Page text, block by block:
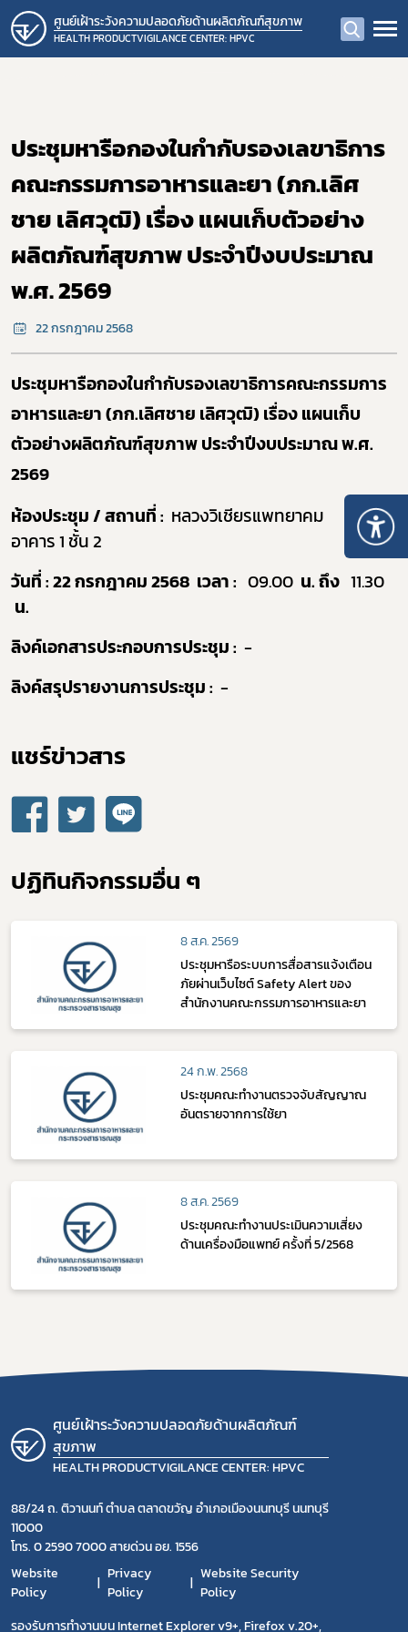
ศูนย์เฝ้าระวังความปลอดภัยด้านผลิตภัณฑ์สุขภาพ
HEALTH PRODUCTVIGILANCE CENTER: HPVC
ประชุมหารือกองในกำกับรองเลขาธิการ
คณะกรรมการอาหารและยา (ภก.เลิศ
ชาย เลิศวุฒิ) เรื่อง แผนเก็บตัวอย่าง
ผลิตภัณฑ์สุขภาพ ประจำปีงบประมาณ
พ.ศ. 2569
22 กรกฎาคม 2568
ประชุมหารือกองในกำกับรองเลขาธิการคณะกรรมการ
อาหารและยา (ภก.เลิศชาย เลิศวุฒิ) เรื่อง แผนเก็บ
ตัวอย่างผลิตภัณฑ์สุขภาพ ประจำปีงบประมาณ พ.ศ.
2569
ห้องประชุม / สถานที่ : หลวงวิเชียรแพทยาคม
อาคาร1ชั้น2
วันที่ :22 กรกฎาคม 2568 เวลา : 09.00 น.ถึง 11.30
น.
ลิงค์เอกสารประกอบการประชุม : -
ลิงค์สรุปรายงานการประชุม : -
แชร์ข่าวสาร​
ปฏิทินกิจกรรมอื่น ๆ
8 ส.ค. 2569
ประชุมหารือระบบการสื่อสารแจ้งเตือน
ภัยผ่านเว็บไซต์ Safety Alert ของ
สำนักงานคณะกรรมการอาหารและยา
24 ก.พ. 2568
ประชุมคณะทำงานตรวจจับสัญญาณ
อันตรายจากการใช้ยา
8 ส.ค. 2569
ประชุมคณะทำงานประเมินความเสี่ยง
ด้านเครื่องมือแพทย์ ครั้งที่ 5/2568
ศูนย์เฝ้าระวังความปลอดภัยด้านผลิตภัณฑ์
สุขภาพ
HEALTH PRODUCTVIGILANCE CENTER: HPVC
88/24 ถ. ติวานนท์ ตำบล ตลาดขวัญ อำเภอเมืองนนทบุรี นนทบุรี
11000
โทร. 0 2590 7000 สายด่วน อย. 1556
Website
Policy
Privacy
Policy
Website Security
Policy
รองรับการทำงานบน Internet Explorer v9+, Firefox v.20+,
Subscribe